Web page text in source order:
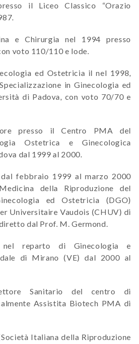
il Liceo Classico “Orazio
e Chirurgia nel 1994 presso
voto 110/110 e lode.
ed Ostetricia il nel 1998,
in Ginecologia ed
di Padova, con voto 70/70 e
presso il Centro PMA del
Ostetrica e Ginecologica
dal 1999 al 2000.
febbraio 1999 al marzo 2000
della Riproduzione del
ed Ostetricia (DGO)
Universitaire Vaudois (CHUV) di
dal Prof. M. Germond.
nel reparto di Ginecologia e
di Mirano (VE) dal 2000 al
Sanitario del centro di
Assistita Biotech PMA di
Italiana della Riproduzione